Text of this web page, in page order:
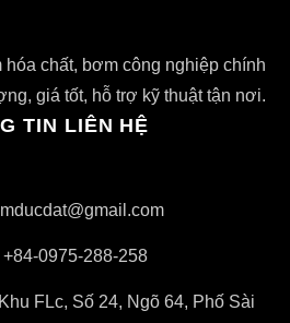
chất, bơm công nghiệp chính
giá tốt, hỗ trợ kỹ thuật tận nơi.
TIN LIÊN HỆ
+84-0975-288-258
FLc, Số 24, Ngõ 64, Phố Sài